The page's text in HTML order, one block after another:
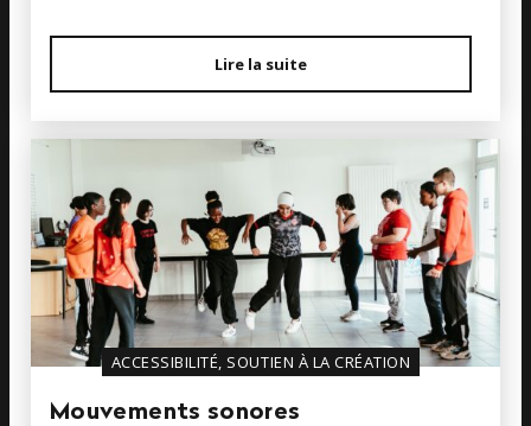
Lire la suite
ACCESSIBILITÉ, SOUTIEN À LA CRÉATION
Mouvements sonores